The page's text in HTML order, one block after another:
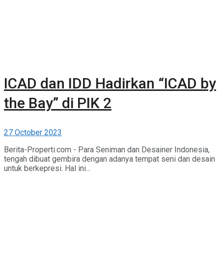
ICAD dan IDD Hadirkan “ICAD by
the Bay” di PIK 2
27 October 2023
Berita-Properti.com - Para Seniman dan Desainer Indonesia,
tengah dibuat gembira dengan adanya tempat seni dan desain
untuk berkepresi. Hal ini...